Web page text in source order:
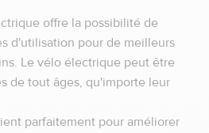
offre la possibilité de
d'utilisation pour de meilleurs
Le vélo électrique peut être
de tout âges, qu'importe leur
parfaitement pour améliorer